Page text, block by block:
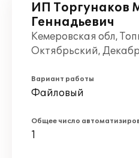
ИП Торгунаков
Геннадьевич
Кемеровская обл,
Октябрьский,
Вариант работы
Файловый
Общее число
1